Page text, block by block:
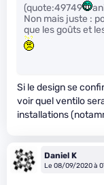
(quote:49749
Non mais juste :
que les goûts et
Si le design se
voir quel ventilo
installations
Daniel K
Le 08/09/2020 à